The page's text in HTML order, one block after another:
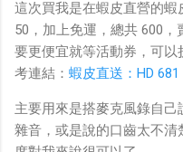
這次買我是在蝦皮直營的
50，加上免運，總共 600
要更便宜就等活動券，可
考連結： 蝦皮直送：HD 681
主要用來是搭麥克風錄自
雜音，或是說的口齒太不